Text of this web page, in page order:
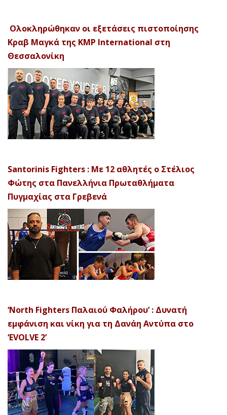
Ολοκληρώθηκαν οι εξετάσεις πιστοποίησης
Κραβ Μαγκά της KMP International στη
Θεσσαλονίκη
Santorinis Fighters : Με 12 αθλητές ο Στέλιος
Φώτης στα Πανελλήνια Πρωταθλήματα
Πυγμαχίας στα Γρεβενά
‘North Fighters Παλαιού Φαλήρου’ : Δυνατή
εμφάνιση και νίκη για τη Δανάη Αντύπα στο
‘EVOLVE 2’